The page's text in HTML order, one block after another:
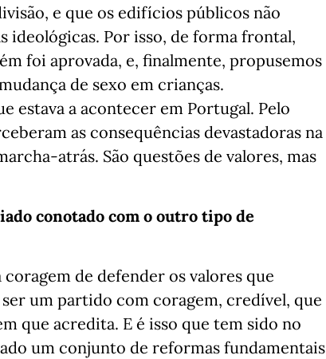
e que os edifícios públicos não
ideológicas. Por isso, de forma frontal,
foi aprovada, e, finalmente, propusemos
de sexo em crianças.
estava a acontecer em Portugal. Pelo
as consequências devastadoras na
atrás. São questões de valores, mas
conotado com o outro tipo de
de defender os valores que
um partido com coragem, credível, que
que acredita. E é isso que tem sido no
um conjunto de reformas fundamentais